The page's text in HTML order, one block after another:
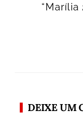
“Marília
DEIXE UM